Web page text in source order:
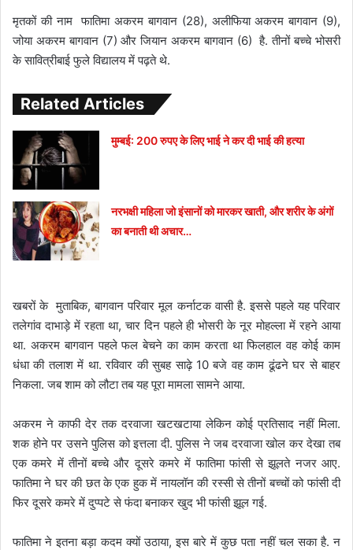
मृतकों की नाम फातिमा अकरम बागवान (28), अलीफिया अकरम बागवान (9),
जोया अकरम बागवान (7) और जियान अकरम बागवान (6) है. तीनों बच्चे भोसरी
के सावित्रीबाई फुले विद्यालय में पढ़ते थे.
Related Articles
मुम्बई: 200 रुपए के लिए भाई ने कर दी भाई की हत्या
नरभक्षी महिला जो इंसानों को मारकर खाती, और शरीर के अंगों
का बनाती थी अचार…
खबरों के मुताबिक, बागवान परिवार मूल कर्नाटक वासी है. इससे पहले यह परिवार
तलेगांव दाभाड़े में रहता था, चार दिन पहले ही भोसरी के नूर मोहल्ला में रहने आया
था. अकरम बागवान पहले फल बेचने का काम करता था फिलहाल वह कोई काम
धंधा की तलाश में था. रविवार की सुबह साढ़े 10 बजे वह काम ढूंढने घर से बाहर
निकला. जब शाम को लौटा तब यह पूरा मामला सामने आया.
अकरम ने काफी देर तक दरवाजा खटखटाया लेकिन कोई प्रतिसाद नहीं मिला.
शक होने पर उसने पुलिस को इत्तला दी. पुलिस ने जब दरवाजा खोल कर देखा तब
एक कमरे में तीनों बच्चे और दूसरे कमरे में फातिमा फांसी से झूलते नजर आए.
फातिमा ने घर की छत के एक हुक में नायलॉन की रस्सी से तीनों बच्चों को फांसी दी
फिर दूसरे कमरे में दुप्पटे से फंदा बनाकर खुद भी फांसी झूल गई.
फातिमा ने इतना बड़ा कदम क्यों उठाया, इस बारे में कुछ पता नहीं चल सका है. न